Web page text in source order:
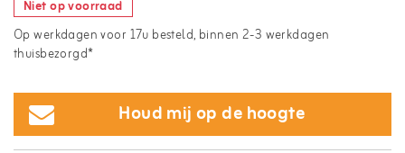
Niet op voorraad
Op werkdagen voor 17u besteld, binnen 2-3 werkdagen
thuisbezorgd*
Houd mij op de hoogte